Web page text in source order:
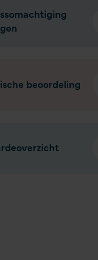
beoordeling